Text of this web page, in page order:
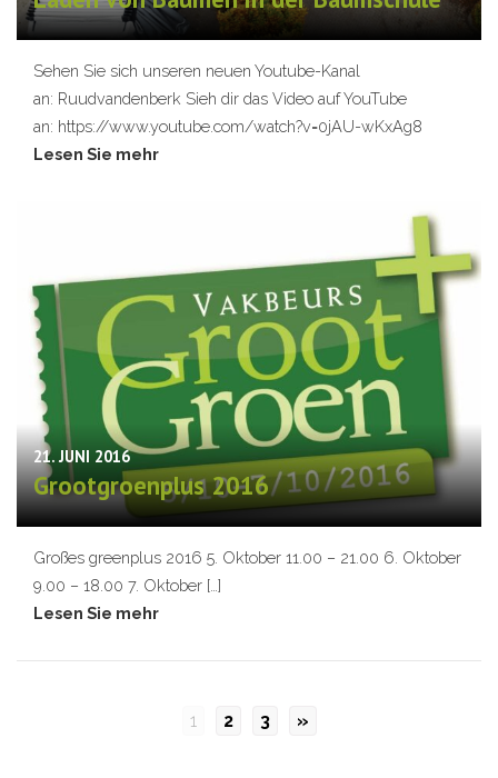
Sehen Sie sich unseren neuen Youtube-Kanal
an: Ruudvandenberk Sieh dir das Video auf YouTube
an: https://www.youtube.com/watch?v=0jAU-wKxAg8
Lesen Sie mehr
21. JUNI 2016
Grootgroenplus 2016
Großes greenplus 2016 5. Oktober 11.00 – 21.00 6. Oktober
9.00 – 18.00 7. Oktober […]
Lesen Sie mehr
1 2 3 »